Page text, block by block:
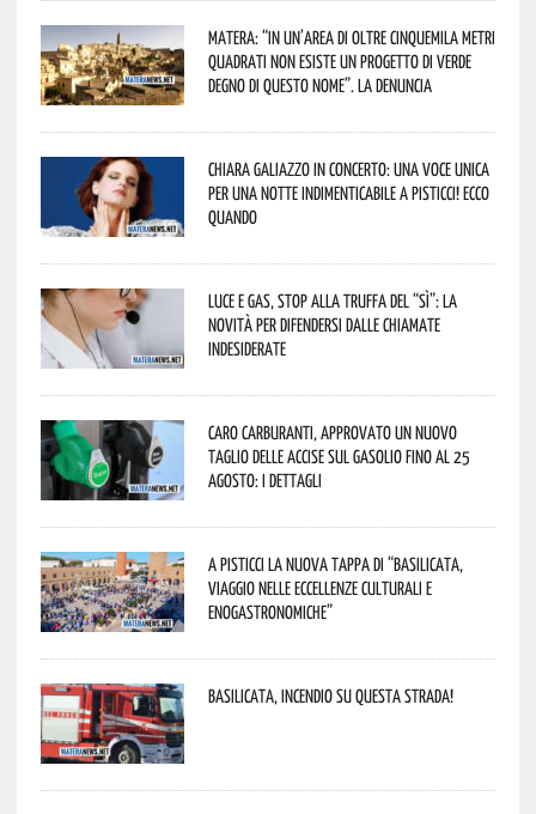
Matera: “In un’area di oltre cinquemila metri
quadrati non esiste un progetto di verde
degno di questo nome”. La denuncia
Chiara Galiazzo in concerto: una voce unica
per una notte indimenticabile a Pisticci! Ecco
quando
Luce e gas, stop alla truffa del “Sì”: la
novità per difendersi dalle chiamate
indesiderate
Caro carburanti, approvato un nuovo
taglio delle accise sul gasolio fino al 25
agosto: i dettagli
A Pisticci la nuova tappa di “Basilicata,
viaggio nelle eccellenze culturali e
enogastronomiche”
Basilicata, incendio su questa strada!